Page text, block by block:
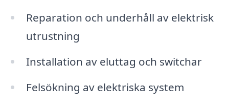
Reparation och underhåll av elektrisk
utrustning
Installation av eluttag och switchar
Felsökning av elektriska system